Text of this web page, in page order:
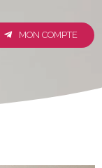
MON COMPTE